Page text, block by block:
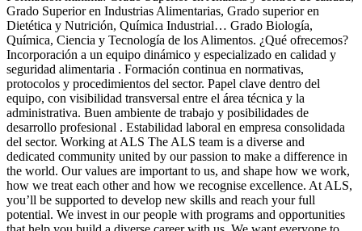
Grado Superior en Industrias Alimentarias, Grado superior en
Dietética y Nutrición, Química Industrial… Grado Biología,
Química, Ciencia y Tecnología de los Alimentos. ¿Qué ofrecemos?
Incorporación a un equipo dinámico y especializado en calidad y
seguridad alimentaria . Formación continua en normativas,
protocolos y procedimientos del sector. Papel clave dentro del
equipo, con visibilidad transversal entre el área técnica y la
administrativa. Buen ambiente de trabajo y posibilidades de
desarrollo profesional . Estabilidad laboral en empresa consolidada
del sector. Working at ALS The ALS team is a diverse and
dedicated community united by our passion to make a difference in
the world. Our values are important to us, and shape how we work,
how we treat each other and how we recognise excellence. At ALS,
you’ll be supported to develop new skills and reach your full
potential. We invest in our people with programs and opportunities